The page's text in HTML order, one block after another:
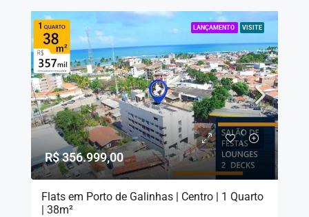
LANÇAMENTO VISITE
R$ 356.999,00
Flats em Porto de Galinhas | Centro | 1 Quarto
| 38m²